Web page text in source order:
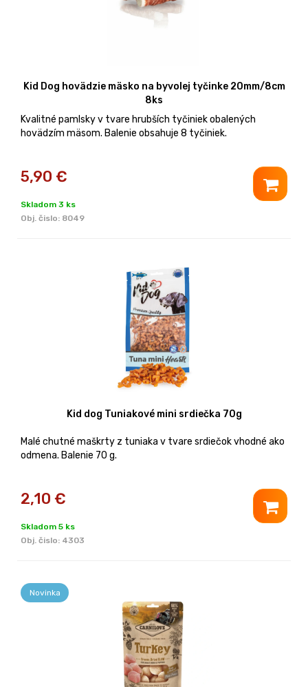
Kid Dog hovädzie mäsko na byvolej tyčinke 20mm/8cm
8ks
Kvalitné pamlsky v tvare hrubších tyčiniek obalených
hovädzím mäsom. Balenie obsahuje 8 tyčiniek.
5,90 €
Skladom 3 ks
Obj. čislo: 8049
Kid dog Tuniakové mini srdiečka 70g
Malé chutné maškrty z tuniaka v tvare srdiečok vhodné ako
odmena. Balenie 70 g.
2,10 €
Skladom 5 ks
Obj. čislo: 4303
Novinka